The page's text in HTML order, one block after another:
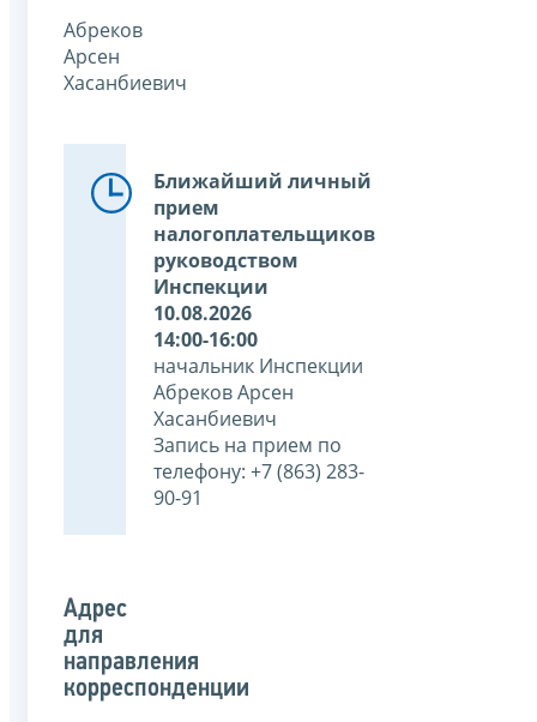
Абреков
Арсен
Хасанбиевич
Ближайший личный
прием
налогоплательщиков
руководством
Инспекции
10.08.2026
14:00-16:00
начальник Инспекции
Абреков Арсен
Хасанбиевич
Запись на прием по
телефону: +7 (863) 283-
90-91
Адрес
для
направления
корреспонденции